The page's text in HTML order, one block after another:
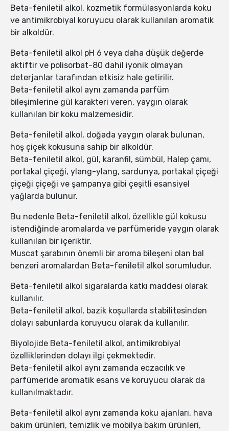
Beta-feniletil alkol, kozmetik formülasyonlarda koku
ve antimikrobiyal koruyucu olarak kullanılan aromatik
bir alkoldür.
Beta-feniletil alkol pH 6 veya daha düşük değerde
aktiftir ve polisorbat-80 dahil iyonik olmayan
deterjanlar tarafından etkisiz hale getirilir.
Beta-feniletil alkol aynı zamanda parfüm
bileşimlerine gül karakteri veren, yaygın olarak
kullanılan bir koku malzemesidir.
Beta-feniletil alkol, doğada yaygın olarak bulunan,
hoş çiçek kokusuna sahip bir alkoldür.
Beta-feniletil alkol, gül, karanfil, sümbül, Halep çamı,
portakal çiçeği, ylang-ylang, sardunya, portakal çiçeği
çiçeği çiçeği ve şampanya gibi çeşitli esansiyel
yağlarda bulunur.
Bu nedenle Beta-feniletil alkol, özellikle gül kokusu
istendiğinde aromalarda ve parfümeride yaygın olarak
kullanılan bir içeriktir.
Muscat şarabının önemli bir aroma bileşeni olan bal
benzeri aromalardan Beta-feniletil alkol sorumludur.
Beta-feniletil alkol sigaralarda katkı maddesi olarak
kullanılır.
Beta-feniletil alkol, bazik koşullarda stabilitesinden
dolayı sabunlarda koruyucu olarak da kullanılır.
Biyolojide Beta-feniletil alkol, antimikrobiyal
özelliklerinden dolayı ilgi çekmektedir.
Beta-feniletil alkol aynı zamanda eczacılık ve
parfümeride aromatik esans ve koruyucu olarak da
kullanılmaktadır.
Beta-feniletil alkol aynı zamanda koku ajanları, hava
bakım ürünleri, temizlik ve mobilya bakım ürünleri,